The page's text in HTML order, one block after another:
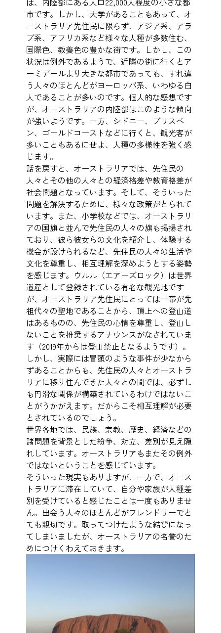
市です。しかし、大学があることもあって、オ
ーストラリア先住民に限らず、アジア系、アラ
ブ系、アフリカ系など様々な人種が多数住む、
国際色、教養色の豊かな街です。しかし、この
状況は例外であるようで、近隣の街に行くとア
ーミデールより大きな都市であっても、すれ違
う人々のほとんどがヨーロッパ系、いわゆる白
人であることが多いのです。個人的な感想です
が、オーストラリアの内陸部はこのような傾向
が強いようです。一方、シドニー、ブリスベ
ン、ゴールドコーストなどに行くと、観光客が
多いこともあるにせよ、人種の多様性を強く感
じます。
話を戻すと、オーストラリアでは、先住民の
人々とその他の人々との経済格差や教育格差が
社会問題となっています。そして、そういった
問題を解決するために、様々な政策がとられて
います。また、小学校などでは、オーストラリ
アの国旗と並んで先住民の人々の旗も掲揚され
ており、彼ら彼女らの文化を紹介し、体験する
機会が設けられるなど、先住民の人々の生活や
文化を尊重し、相互理解を深めようとする姿勢
を感じます。ウルル（エアーズロック）は世界
遺産として登録されている有名な観光地です
が、オーストラリア先住民にとっては一帯が先
祖代々の聖地であることから、頂上への登山道
はあるものの、先住民の心情を尊重し、登山し
ないことを推奨するアナウンスがなされていま
す（2019年からは登山禁止となるようです）。
しかし、実際には冒頭のような事件が少なから
ずあることからも、先住民の人々とオーストラ
リアに移り住んできた人々との間では、必ずし
も円滑な関係が構築されているわけではないこ
とがうかがえます。だからこそ相互理解が必要
とされているのでしょう。
世界各地では、民族、宗教、歴史、経済などの
諸問題を背景とした紛争、対立、差別が見え隠
れしています。オーストラリアもまたその例外
ではないということを感じています。
そういった現実もありますが、一方で、オース
トラリアに滞在していて、自分や家族が人種差
別を受けていると感じたことは一度もありませ
ん。出会う人々のほとんどがフレンドリーでと
ても親切です。取ってつけたような結びになっ
てしまいましたが、オーストラリアの名誉のた
めにつけくわえておきます。